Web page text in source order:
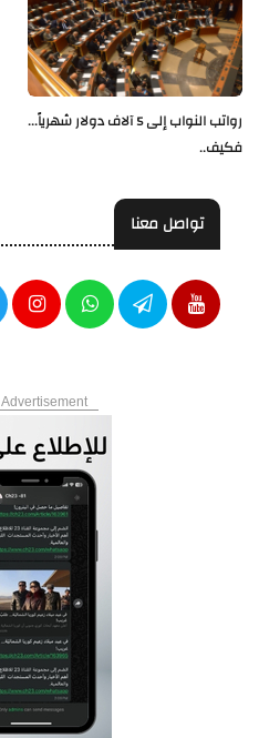
رواتب النواب إلى 5 آلاف دولار شهرياً...
فكيف..
تواصل معنا
Advertisement